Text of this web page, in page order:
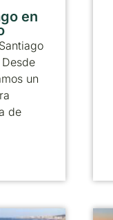
en
un
de